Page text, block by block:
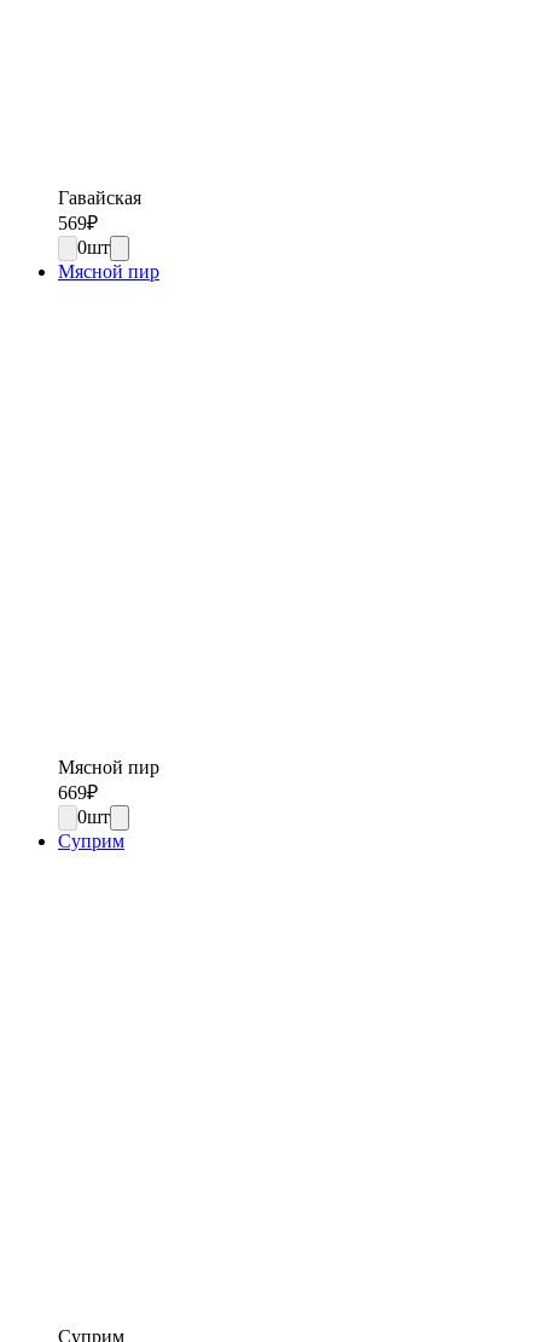
Гавайская
569₽
0шт
Мясной пир
Мясной пир
669₽
0шт
Суприм
Суприм